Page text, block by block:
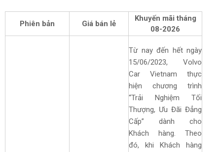
Phiên bản Giá bán lẻ
Khuyến mãi tháng
08-2026
Từ nay đến hết ngày
15/06/2023, Volvo
Car Vietnam thực
hiện chương trình
“Trải Nghiệm Tối
Thượng, Ưu Đãi Đẳng
Cấp” dành cho
Khách hàng. Theo
đó, khi Khách hàng